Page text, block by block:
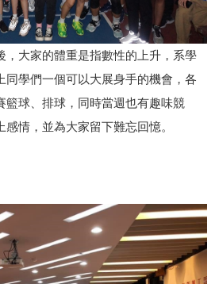
，大家的體重是指數性的上升，系學
同學們一個可以大展身手的機會，各
籃球、排球，同時當週也有趣味競
情，並為大家留下難忘回憶。